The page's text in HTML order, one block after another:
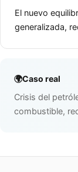
El nuevo
generalizada,
🌍Caso real
Crisis del
combustible,